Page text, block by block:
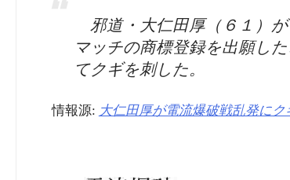
邪道・大仁田厚（６１）
マッチの商標登録を出願し
てクギを刺した。
情報源: 大仁田厚が電流爆破戦乱発に